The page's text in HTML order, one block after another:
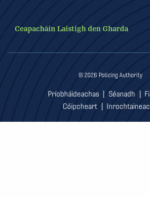
Ceapacháin Laistigh den Gharda
© 2026 Policing Authority
Príobháideachas | Séanadh |
Cóipcheart |